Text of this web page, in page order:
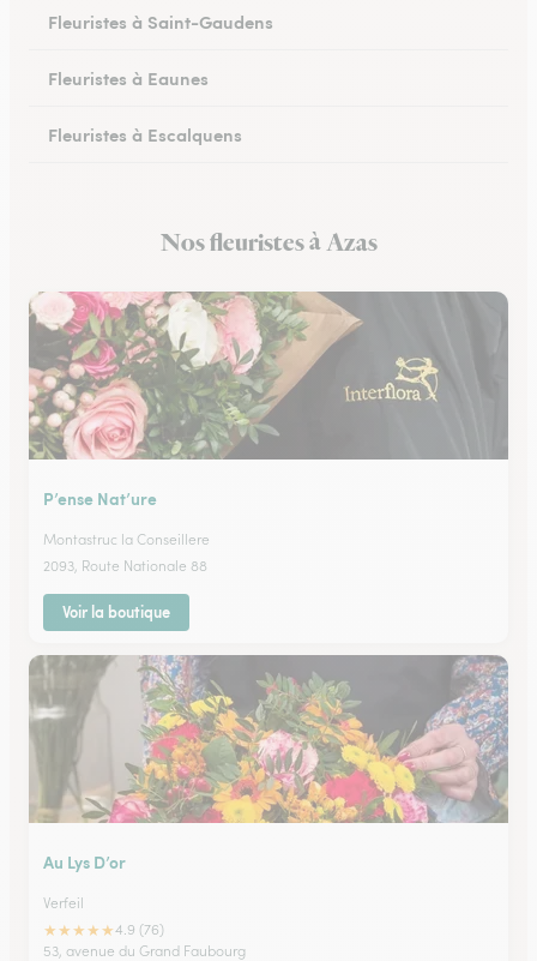
Fleuristes à Saint-Gaudens
Fleuristes à Eaunes
Fleuristes à Escalquens
Fleuristes à ColomiersNos fleuristes à Azas
P’ense Nat’ure
Montastruc la Conseillere
2093, Route Nationale 88
Voir la boutique
Au Lys D’or
Verfeil
★★★★★4.9 (76)
53, avenue du Grand Faubourg